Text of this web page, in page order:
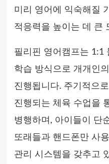
미리 영어에 익숙해질
적응력을 높이는 데 큰
필리핀 영어캠프는 1:1
학습 방식으로 개개인
진행됩니다. 주기적으
진행되는 체육 수업을
병행하며, 아이들이 단
또래들과 핸드폰만 사
관리 시스템을 갖추고